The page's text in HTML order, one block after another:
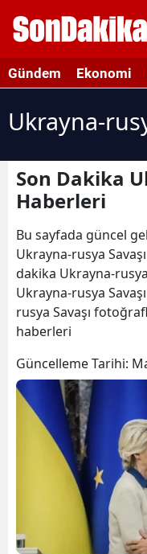
Gündem Ekonomi
Ukrayna-
Son Dakika
Haberleri
Bu sayfada güncel
Ukrayna-rusya
dakika Ukrayna-
Ukrayna-rusya
rusya Savaşı
haberleri
Güncelleme Tarihi: